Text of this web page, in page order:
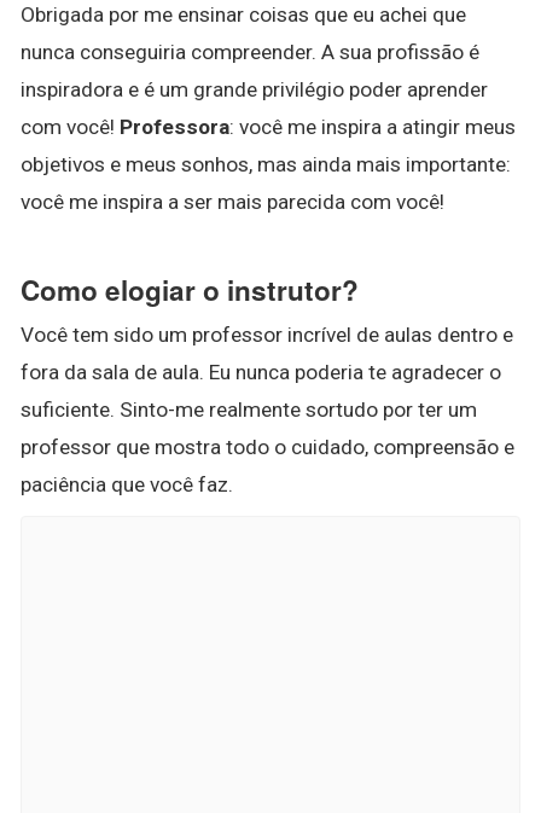
Obrigada por me ensinar coisas que eu achei que
nunca conseguiria compreender. A sua profissão é
inspiradora e é um grande privilégio poder aprender
com você! Professora: você me inspira a atingir meus
objetivos e meus sonhos, mas ainda mais importante:
você me inspira a ser mais parecida com você!
Como elogiar o instrutor?
Você tem sido um professor incrível de aulas dentro e
fora da sala de aula. Eu nunca poderia te agradecer o
suficiente. Sinto-me realmente sortudo por ter um
professor que mostra todo o cuidado, compreensão e
paciência que você faz.